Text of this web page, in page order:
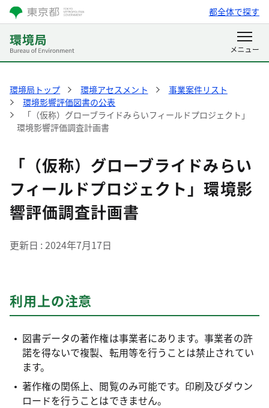
都全体で探す
環境局トップ 環境アセスメント
事業案件リスト
環境影響評価図書の公表
「（仮称）グローブライドみらいフィールドプロジェクト」
環境影響評価調査計画書
「（仮称）グローブライドみらい
フィールドプロジェクト」環境影
響評価調査計画書
更新日 2024年7月17日
利用上の注意
図書データの著作権は事業者にあります。事業者の許
諾を得ないで複製、転用等を行うことは禁止されてい
ます。
著作権の関係上、閲覧のみ可能です。印刷及びダウン
ロードを行うことはできません。